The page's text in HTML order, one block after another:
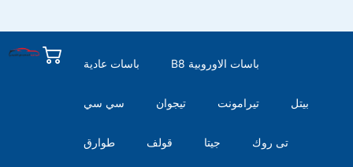
باسات عادية B8 باسات الاوروبية
سي سي تيجوان تيرامونت بيتل
طوارق قولف جيتا تى روك